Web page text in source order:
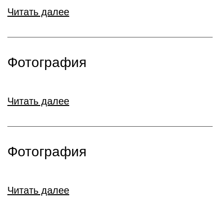
Читать далее
Фотография
Читать далее
Фотография
Читать далее